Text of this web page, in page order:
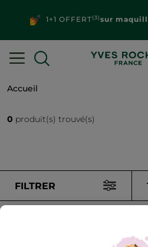
1+1 OFFERT(3)sur
Accueil
0 produit(s) trouvé(s)
FILTRER